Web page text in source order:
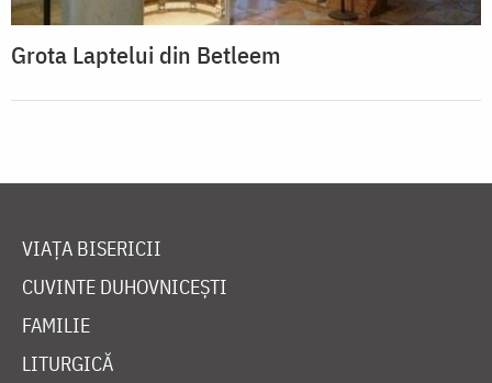
Grota Laptelui din Betleem
VIAȚA BISERICII
CUVINTE DUHOVNICEȘTI
FAMILIE
LITURGICĂ